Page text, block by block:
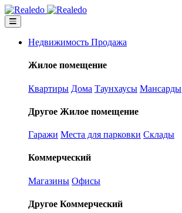
Недвижимость Продажа
Жилое помещение
Квартиры Дома Таунхаусы Мансарды
Другое Жилое помещение
Гаражи Места для парковки Склады
Коммерческий
Магазины Офисы
Другое Коммерческий